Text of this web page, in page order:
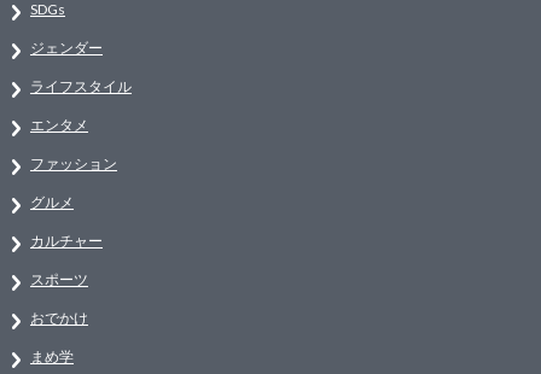
SDGs
ジェンダー
ライフスタイル
エンタメ
ファッション
グルメ
カルチャー
スポーツ
おでかけ
まめ学